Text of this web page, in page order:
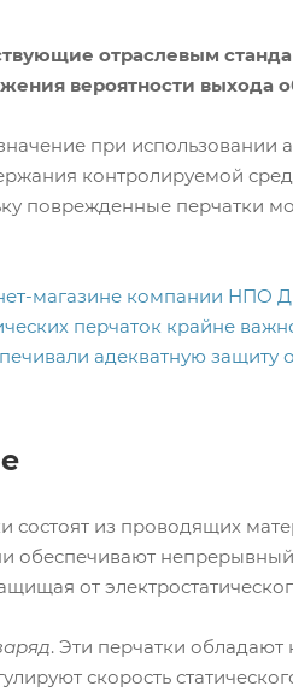
отраслевым
вероятности выхода
при использовании
контролируемой
поврежденные перчатки
магазине компании
перчаток крайне
адекватную защиту
состоят из проводящих
обеспечивают непрерывный
от
. Эти перчатки
скорость